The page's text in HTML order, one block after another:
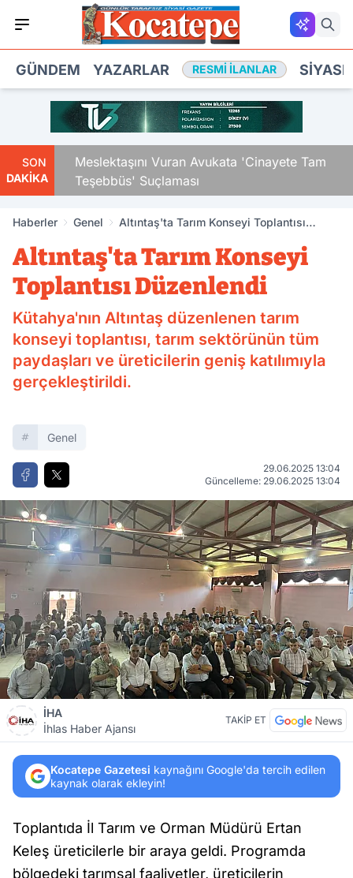
GÜNDEM YAZARLAR RESMI İLANLAR
SON
DAKİKA
Meslektaşını Vuran Avukata 'Cinayete Tam
Teşebbüs' Suçlaması
Haberler Genel
Altıntaş'ta Tarım Konseyi Toplantısı
Altıntaş'ta Tarım Konseyi
Toplantısı Düzenlendi
Kütahya'nın Altıntaş düzenlenen tarım
konseyi toplantısı, tarım sektörünün tüm
paydaşları ve üreticilerin geniş katılımıyla
gerçekleştirildi.
Genel
29.06.2025 13:04
Güncelleme: 29.06.2025 13:04
İHA
İhlas Haber Ajansı
TAKİP ET
Kocatepe Gazetesi kaynağını Google'da tercih edilen
kaynak olarak ekleyin!
Toplantıda İl Tarım ve Orman Müdürü Ertan
Keleş üreticilerle bir araya geldi. Programda
bölgedeki tarımsal faaliyetler, üreticilerin